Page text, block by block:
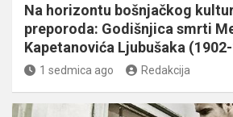
Na horizontu bošnjačkog
preporoda: Godišnjica smrti
Kapetanovića Ljubušaka
1 sedmica ago Redakcija